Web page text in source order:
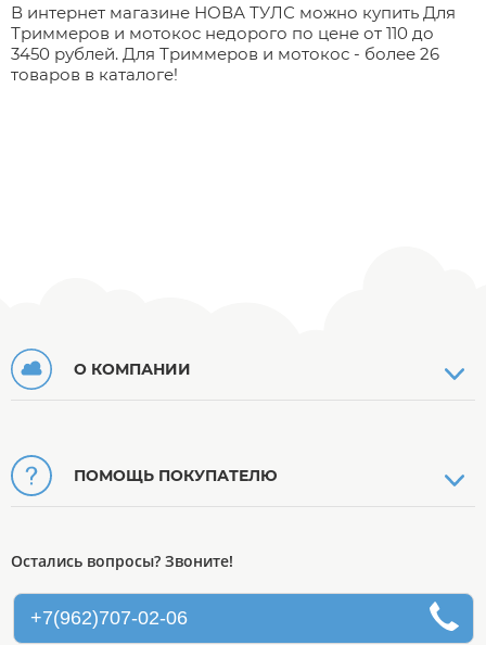
В интернет магазине НОВА ТУЛС можно купить Для
Триммеров и мотокос недорого по цене от 110 до
3450 рублей. Для Триммеров и мотокос - более 26
товаров в каталоге!
О КОМПАНИИ
ПОМОЩЬ ПОКУПАТЕЛЮ
Остались вопросы? Звоните!
+7(962)707-02-06